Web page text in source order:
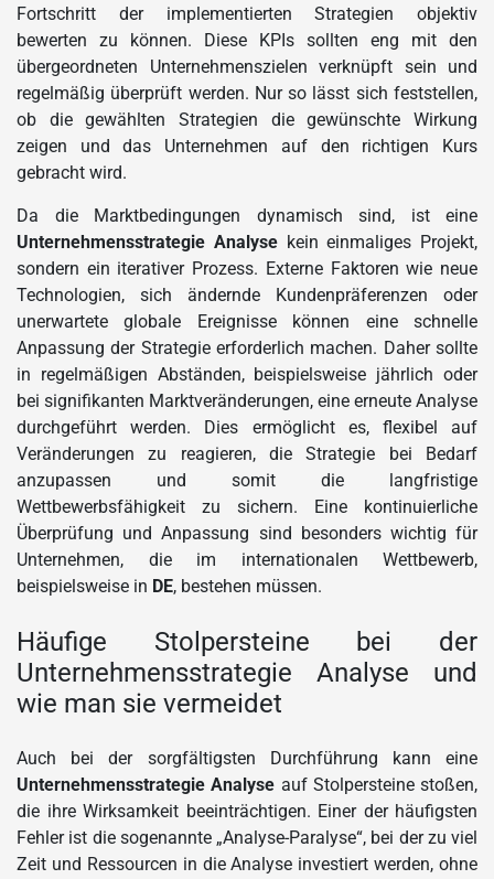
Fortschritt der implementierten Strategien objektiv
bewerten zu können. Diese KPIs sollten eng mit den
übergeordneten Unternehmenszielen verknüpft sein und
regelmäßig überprüft werden. Nur so lässt sich feststellen,
ob die gewählten Strategien die gewünschte Wirkung
zeigen und das Unternehmen auf den richtigen Kurs
gebracht wird.
Da die Marktbedingungen dynamisch sind, ist eine
Unternehmensstrategie Analysekein einmaliges Projekt,
sondern ein iterativer Prozess. Externe Faktoren wie neue
Technologien, sich ändernde Kundenpräferenzen oder
unerwartete globale Ereignisse können eine schnelle
Anpassung der Strategie erforderlich machen. Daher sollte
in regelmäßigen Abständen, beispielsweise jährlich oder
bei signifikanten Marktveränderungen, eine erneute Analyse
durchgeführt werden. Dies ermöglicht es, flexibel auf
Veränderungen zu reagieren, die Strategie bei Bedarf
anzupassen und somit die langfristige
Wettbewerbsfähigkeit zu sichern. Eine kontinuierliche
Überprüfung und Anpassung sind besonders wichtig für
Unternehmen, die im internationalen Wettbewerb,
beispielsweise in DE, bestehen müssen.
Häufige Stolpersteine bei der
Unternehmensstrategie Analyse und
wie man sie vermeidet
Auch bei der sorgfältigsten Durchführung kann eine
Unternehmensstrategie Analyse auf Stolpersteine stoßen,
die ihre Wirksamkeit beeinträchtigen. Einer der häufigsten
Fehler ist die sogenannte „Analyse-Paralyse“, bei der zu viel
Zeit und Ressourcen in die Analyse investiert werden, ohne